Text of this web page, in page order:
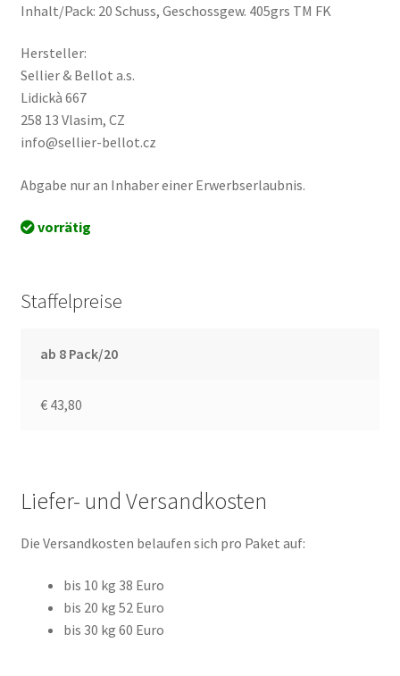
Inhalt/Pack: 20 Schuss, Geschossgew. 405grs TM FK
Hersteller:
Sellier & Bellot a.s.
Lidickà 667
258 13 Vlasim, CZ
info@sellier-bellot.cz
Abgabe nur an Inhaber einer Erwerbserlaubnis.
vorrätig
Staffelpreise
ab 8 Pack/20
€ 43,80
Liefer- und Versandkosten
Die Versandkosten belaufen sich pro Paket auf:
bis 10 kg 38 Euro
bis 20 kg 52 Euro
bis 30 kg 60 Euro